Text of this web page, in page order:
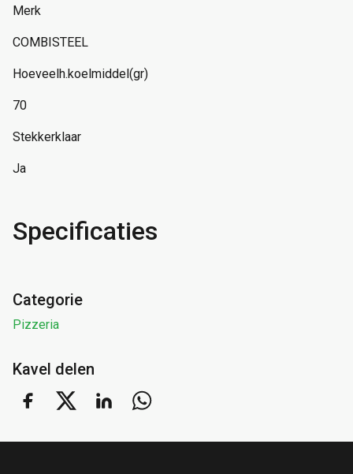
Merk
COMBISTEEL
Hoeveelh.koelmiddel(gr)
70
Stekkerklaar
Ja
Specificaties
Categorie
Pizzeria
Kavel delen